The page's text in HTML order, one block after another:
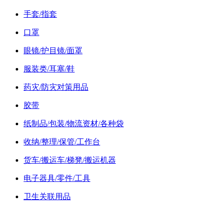
手套/指套
口罩
眼镜/护目镜/面罩
服装类/耳塞/鞋
药灾/防灾对策用品
胶带
纸制品/包装/物流资材/各种袋
收纳/整理/保管/工作台
货车/搬运车/梯凳/搬运机器
电子器具/零件/工具
卫生关联用品